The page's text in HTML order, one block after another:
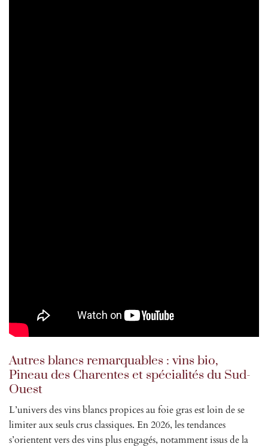
Autres blancs remarquables : vins bio,
Pineau des Charentes et spécialités du Sud-
Ouest
L’univers des vins blancs propices au foie gras est loin de se
limiter aux seuls crus classiques. En 2026, les tendances
s’orientent vers des vins plus engagés, notamment issus de la